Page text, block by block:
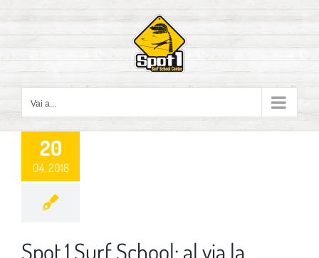
contenuto
Vai a...
20
04, 2018
Spot 1 Surf School: al via la